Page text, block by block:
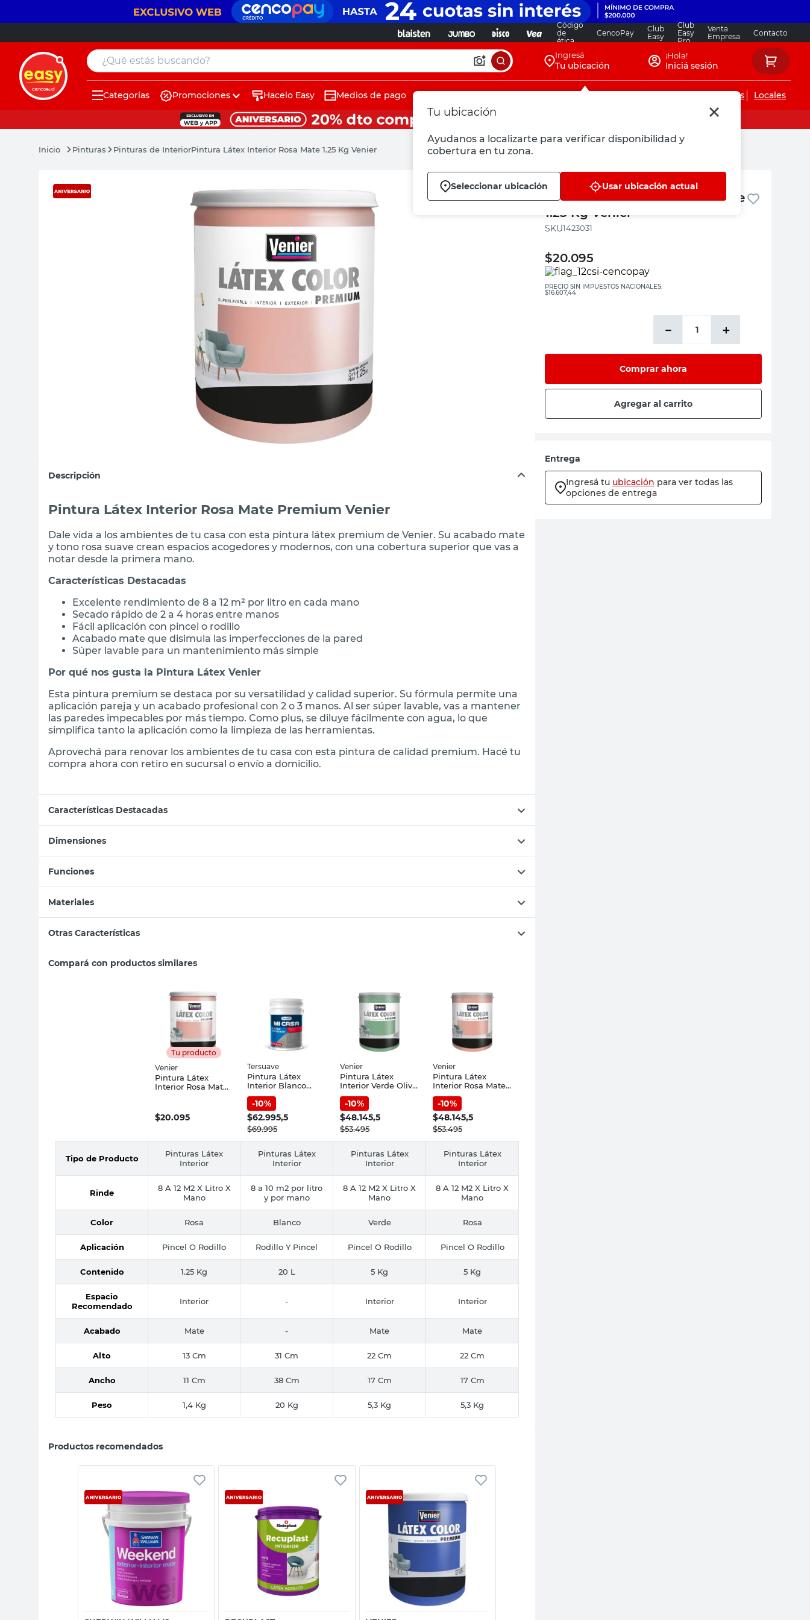
Código
de
ética
CencoPay
Club
Easy
Club
Easy
Pro
Venta
Empresa
Contacto
¿Qué estás buscando? Ingresá
Tu ubicación
Tu ubicación
Ayudanos a localizarte para verificar disponibilidad y
cobertura en tu zona.
Seleccionar ubicación Usar ubicación actual
¡Hola!
Iniciá sesión
Categorías Promociones Hacelo Easy Medios de pago Servicios de instalaciones Locales
Pinturas Pinturas de InteriorPintura Látex Interior Rosa Mate 1.25 Kg Venier
Descripción
Pintura Látex Interior Rosa Mate Premium Venier
Dale vida a los ambientes de tu casa con esta pintura látex premium de Venier. Su acabado mate
y tono rosa suave crean espacios acogedores y modernos, con una cobertura superior que vas a
notar desde la primera mano.
Características Destacadas
Excelente rendimiento de 8 a 12 m² por litro en cada mano
Secado rápido de 2 a 4 horas entre manos
Fácil aplicación con pincel o rodillo
Acabado mate que disimula las imperfecciones de la pared
Súper lavable para un mantenimiento más simple
Por qué nos gusta la Pintura Látex Venier
Esta pintura premium se destaca por su versatilidad y calidad superior. Su fórmula permite una
aplicación pareja y un acabado profesional con 2 o 3 manos. Al ser súper lavable, vas a mantener
las paredes impecables por más tiempo. Como plus, se diluye fácilmente con agua, lo que
simplifica tanto la aplicación como la limpieza de las herramientas.
Aprovechá para renovar los ambientes de tu casa con esta pintura de calidad premium. Hacé tu
compra ahora con retiro en sucursal o envío a domicilio.
Características Destacadas
Dimensiones
Funciones
Materiales
Otras Características
Compará con productos similares
Tu producto
Venier
Pintura Látex
Interior Rosa Mate
$20.095
Tersuave
Pintura Látex
Interior Blanco
Mate 20 Lts
Tersuave
-10%
$62.995,5
$69.995
Venier
Pintura Látex
Interior Verde Olivo
Mate 5 Kg Venier
-10%
$48.145,5
$53.495
Venier
Pintura Látex
Interior Rosa Mate
5 Kg Venier
-10%
$48.145,5
$53.495
Tipo de Producto
Pinturas Látex
Interior
Pinturas Látex
Interior
Pinturas Látex
Interior
Pinturas Látex
Interior
Rinde
8 A 12 M2 X Litro X
Mano
8 a 10 m2 por litro
y por mano
8 A 12 M2 X Litro X
Mano
8 A 12 M2 X Litro X
Mano
Color Rosa Blanco Verde Rosa
Aplicación Pincel O Rodillo Rodillo Y Pincel Pincel O Rodillo Pincel O Rodillo
Contenido 1.25 Kg 20 L 5 Kg 5 Kg
Espacio
Recomendado
Interior - Interior Interior
Acabado Mate - Mate Mate
Alto 13 Cm 31 Cm 22 Cm 22 Cm
Ancho 11 Cm 38 Cm 17 Cm 17 Cm
Peso 1,4 Kg 20 Kg 5,3 Kg 5,3 Kg
Productos recomendados
Vista rápida Vista rápida Vista rápida
Venier
Pintura Látex Interior Rosa Mate
1.25 Kg Venier
:1423031
$20.095
PRECIO SIN IMPUESTOS NACIONALES:
$16.607,44
＋
－
Comprar ahora
Agregar al carrito
Entrega
Ingresá tu ubicación para ver todas las
opciones de entrega
muebles